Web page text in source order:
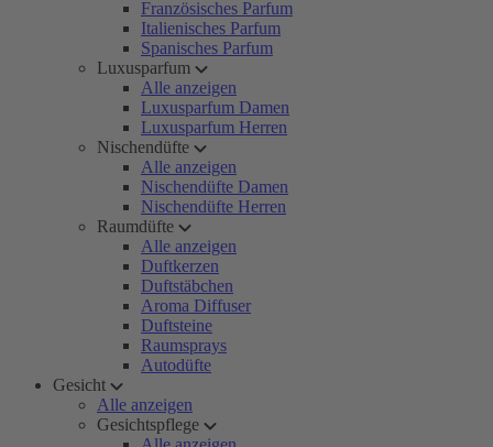
Französisches Parfum
Italienisches Parfum
Spanisches Parfum
Luxusparfum
Alle anzeigen
Luxusparfum Damen
Luxusparfum Herren
Nischendüfte
Alle anzeigen
Nischendüfte Damen
Nischendüfte Herren
Raumdüfte
Alle anzeigen
Duftkerzen
Duftstäbchen
Aroma Diffuser
Duftsteine
Raumsprays
Autodüfte
Gesicht
Alle anzeigen
Gesichtspflege